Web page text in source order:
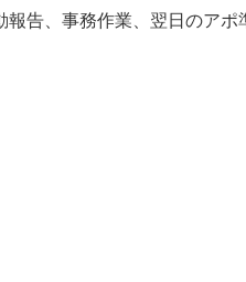
告、事務作業、翌日のアポ